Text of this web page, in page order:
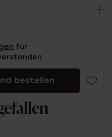
für
bestellen